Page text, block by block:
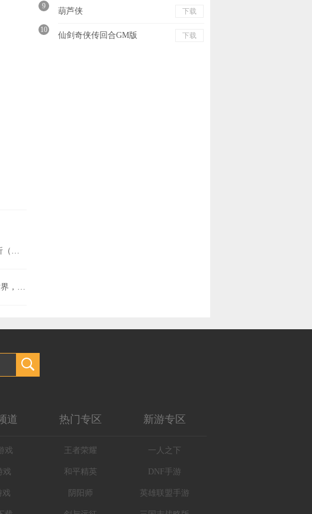
）
有！
9
葫芦侠 下载
10
仙剑奇侠传回合GM版 下载
道
戏
戏
戏
热门专区
王者荣耀
和平精英
阴阳师
新游专区
一人之下
DNF手游
英雄联盟手游